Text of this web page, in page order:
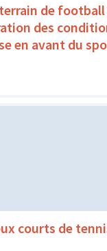
de football
des
en avant du
courts de